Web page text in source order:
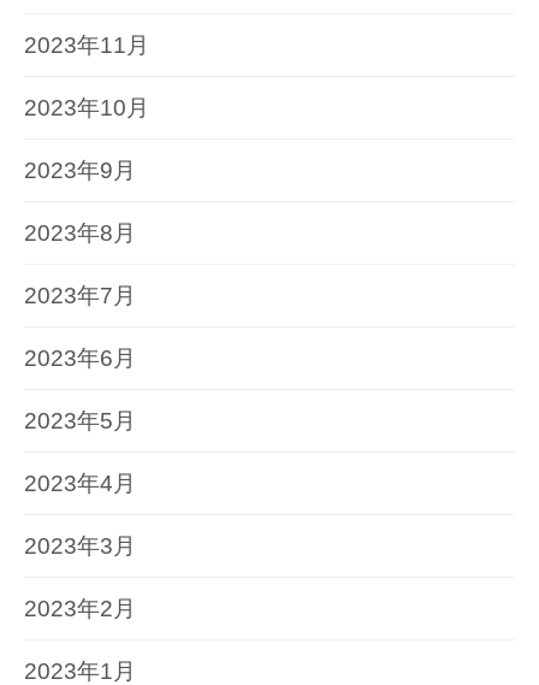
2023年11月
2023年10月
2023年9月
2023年8月
2023年7月
2023年6月
2023年5月
2023年4月
2023年3月
2023年2月
2023年1月